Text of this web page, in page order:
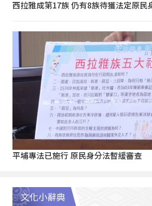
西拉雅成第17族 仍有8族待獲法定原民
平埔專法已施行 原民身分法暫緩審查
文化小辭典